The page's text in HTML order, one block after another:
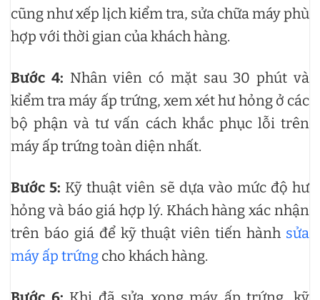
cũng như xếp lịch kiểm tra, sửa chữa máy phù
hợp với thời gian của khách hàng.
Bước 4: Nhân viên có mặt sau 30 phút và
kiểm tra máy ấp trứng, xem xét hư hỏng ở các
bộ phận và tư vấn cách khắc phục lỗi trên
máy ấp trứng toàn diện nhất.
Bước 5: Kỹ thuật viên sẽ dựa vào mức độ hư
hỏng và báo giá hợp lý. Khách hàng xác nhận
trên báo giá để kỹ thuật viên tiến hành sửa
máy ấp trứng cho khách hàng.